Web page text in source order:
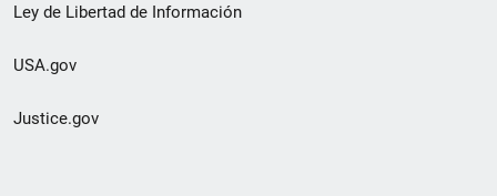
Ley de Libertad de Información
USA.gov
Justice.gov